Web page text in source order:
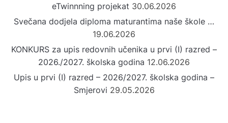
eTwinnning projekat 30.06.2026
Svečana dodjela diploma maturantima naše škole …
19.06.2026
KONKURS za upis redovnih učenika u prvi (I) razred –
2026./2027. školska godina 12.06.2026
Upis u prvi (I) razred – 2026/2027. školska godina –
Smjerovi 29.05.2026